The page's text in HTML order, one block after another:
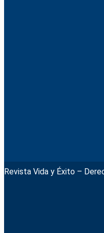
Revista Vida y Éxito –